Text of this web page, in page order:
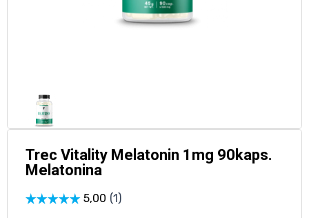
Trec Vitality Melatonin 1mg 90kaps.
Melatonina